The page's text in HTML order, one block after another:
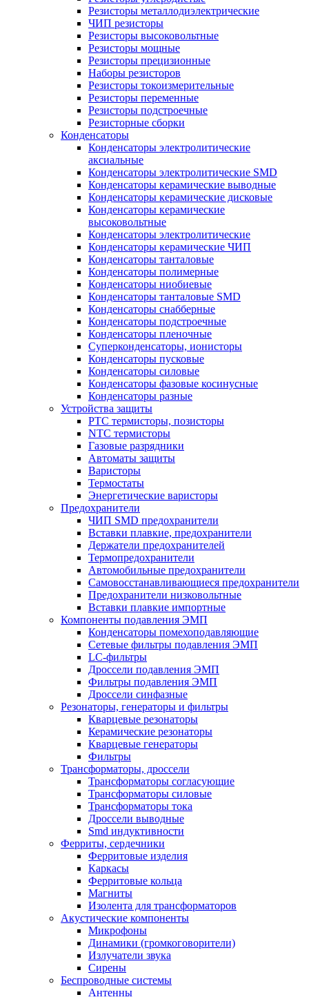
Резисторы металлодиэлектрические
ЧИП резисторы
Резисторы высоковольтные
Резисторы мощные
Резисторы прецизионные
Наборы резисторов
Резисторы токоизмерительные
Резисторы переменные
Резисторы подстроечные
Резисторные сборки
Конденсаторы
Конденсаторы электролитические
аксиальные
Конденсаторы электролитические SMD
Конденсаторы керамические выводные
Конденсаторы керамические дисковые
Конденсаторы керамические
высоковольтные
Конденсаторы электролитические
Конденсаторы керамические ЧИП
Конденсаторы танталовые
Конденсаторы полимерные
Конденсаторы ниобиевые
Конденсаторы танталовые SMD
Конденсаторы снабберные
Конденсаторы подстроечные
Конденсаторы пленочные
Суперконденсаторы, ионисторы
Конденсаторы пусковые
Конденсаторы силовые
Конденсаторы фазовые косинусные
Конденсаторы разные
Устройства защиты
PTC термисторы, позисторы
NTC термисторы
Газовые разрядники
Автоматы защиты
Варисторы
Термостаты
Энергетические варисторы
Предохранители
ЧИП SMD предохранители
Вставки плавкие, предохранители
Держатели предохранителей
Термопредохранители
Автомобильные предохранители
Самовосстанавливающиеся предохранители
Предохранители низковольтные
Вставки плавкие импортные
Компоненты подавления ЭМП
Конденсаторы помехоподавляющие
Сетевые фильтры подавления ЭМП
LC-фильтры
Дроссели подавления ЭМП
Фильтры подавления ЭМП
Дроссели синфазные
Резонаторы, генераторы и фильтры
Кварцевые резонаторы
Керамические резонаторы
Кварцевые генераторы
Фильтры
Трансформаторы, дроссели
Трансформаторы согласующие
Трансформаторы силовые
Трансформаторы тока
Дроссели выводные
Smd индуктивности
Ферриты, сердечники
Ферритовые изделия
Каркасы
Ферритовые кольца
Магниты
Изолента для трансформаторов
Акустические компоненты
Микрофоны
Динамики (громкоговорители)
Излучатели звука
Сирены
Беспроводные системы
Антенны